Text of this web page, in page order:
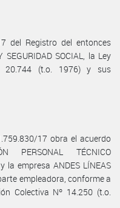
del Registro del entonces
SEGURIDAD SOCIAL, la Ley
20.744 (t.o. 1976) y sus
17 obra el acuerdo
PERSONAL TÉCNICO
la empresa ANDES LÍNEAS
empleadora, conforme a
Colectiva Nº 14.250 (t.o.